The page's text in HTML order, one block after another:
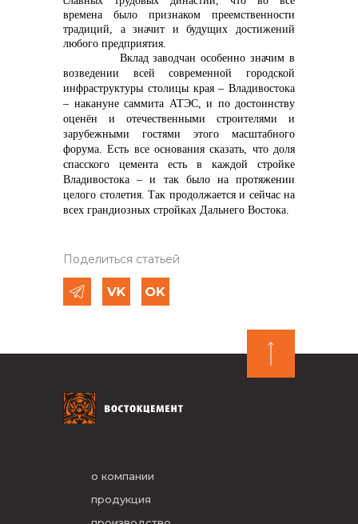
времена было признаком преемственности
традиций, а значит и будущих достижений
любого предприятия.
Вклад заводчан особенно значим в
возведении всей современной городской
инфраструктуры столицы края – Владивостока
– накануне саммита АТЭС, и по достоинству
оценён и отечественными строителями и
зарубежными гостями этого масштабного
форума. Есть все основания сказать, что доля
спасского цемента есть в каждой стройке
Владивостока – и так было на протяжении
целого столетия. Так продолжается и сейчас на
всех грандиозных стройках Дальнего Востока.
Поделиться статьей
о компании
продукция